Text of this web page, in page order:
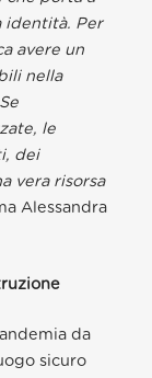
identità. Per
avere un
nella
le
dei
vera risorsa
Alessandra
da
sicuro